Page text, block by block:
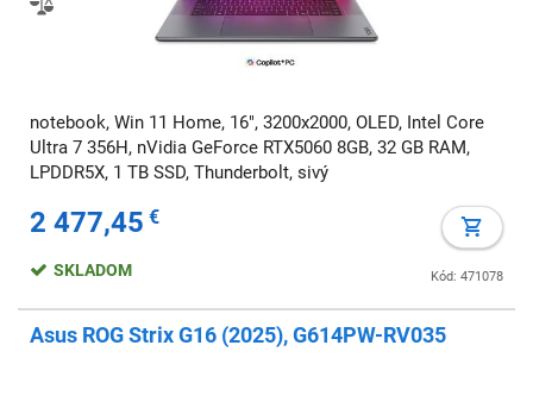
notebook, Win 11 Home, 16", 3200x2000, OLED, Intel Core
Ultra 7 356H, nVidia GeForce RTX5060 8GB, 32 GB RAM,
LPDDR5X, 1 TB SSD, Thunderbolt, sivý
2 477,45 €
Kód: 471078
SKLADOM
Asus ROG Strix G16 (2025), G614PW-RV035